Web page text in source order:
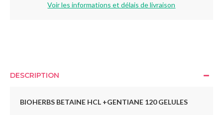
Voir les informations et délais de livraison
DESCRIPTION
BIOHERBS BETAINE HCL +GENTIANE 120 GELULES